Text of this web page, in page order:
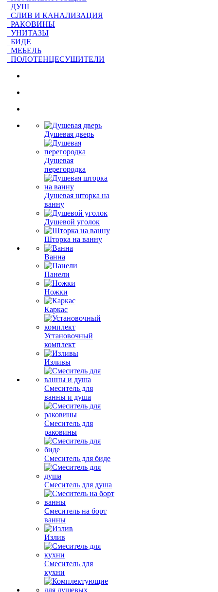
ДУШ
СЛИВ И КАНАЛИЗАЦИЯ
РАКОВИНЫ
УНИТАЗЫ
БИДЕ
МЕБЕЛЬ
ПОЛОТЕНЦЕСУШИТЕЛИ
Душевая дверь
Душевая
перегородка
Душевая шторка на
ванну
Душевой уголок
Шторка на ванну
Ванна
Панели
Ножки
Каркас
Установочный
комплект
Изливы
Смеситель для
ванны и душа
Смеситель для
раковины
Смеситель для биде
Смеситель для душа
Смеситель на борт
ванны
Излив
Смеситель для
кухни